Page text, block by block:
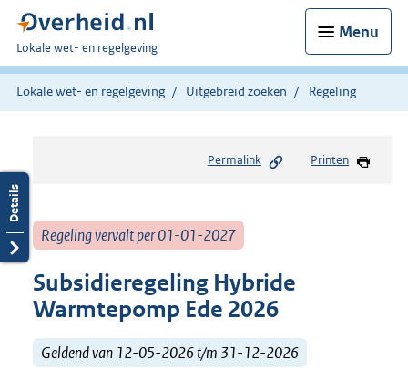
Menu
U
bent
hier:
Lokale wet- en regelgeving
Lokale wet- en regelgeving Uitgebreid zoeken Regeling
Permalink Printen
Regeling vervalt per 01-01-2027
Subsidieregeling Hybride
Warmtepomp Ede 2026
Geldend van 12-05-2026 t/m 31-12-2026